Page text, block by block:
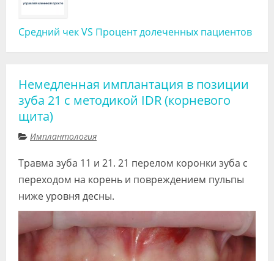
Средний чек VS Процент долеченных пациентов
Немедленная имплантация в позиции
зуба 21 с методикой IDR (корневого
щита)
Имплантология
Травма зуба 11 и 21. 21 перелом коронки зуба с
переходом на корень и повреждением пульпы
ниже уровня десны.